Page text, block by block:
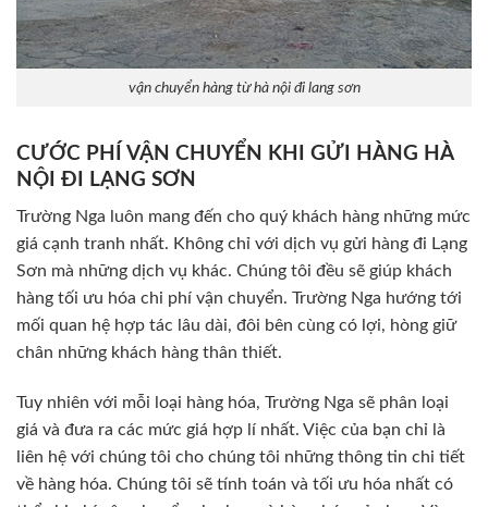
vận chuyển hàng từ hà nội đi lang sơn
CƯỚC PHÍ VẬN CHUYỂN KHI GỬI HÀNG HÀ
NỘI ĐI LẠNG SƠN
Trường Nga luôn mang đến cho quý khách hàng những mức
giá cạnh tranh nhất. Không chỉ với dịch vụ gửi hàng đi Lạng
Sơn mà những dịch vụ khác. Chúng tôi đều sẽ giúp khách
hàng tối ưu hóa chi phí vận chuyển. Trường Nga hướng tới
mối quan hệ hợp tác lâu dài, đôi bên cùng có lợi, hòng giữ
chân những khách hàng thân thiết.
Tuy nhiên với mỗi loại hàng hóa, Trường Nga sẽ phân loại
giá và đưa ra các mức giá hợp lí nhất. Việc của bạn chỉ là
liên hệ với chúng tôi cho chúng tôi những thông tin chi tiết
về hàng hóa. Chúng tôi sẽ tính toán và tối ưu hóa nhất có